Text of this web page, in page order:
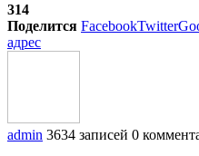
314
Поделится FacebookTwitter
адрес
admin 3634 записей 0